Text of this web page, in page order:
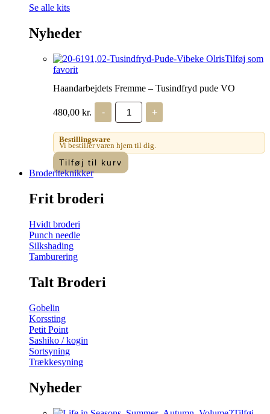
Se alle kits
Nyheder
Tilføj som
favorit
Haandarbejdets Fremme – Tusindfryd pude VO
480,00 kr. -
Haandarbejdets
Fremme
-
Tusindfryd
pude
VO
antal
+
Bestillingsvare
Vi bestiller varen hjem til dig.
Tilføj til kurv
Broderiteknikker
Frit broderi
Hvidt broderi
Punch needle
Silkshading
Tamburering
Talt Broderi
Gobelin
Korssting
Petit Point
Sashiko / kogin
Sortsyning
Trækkesyning
Nyheder